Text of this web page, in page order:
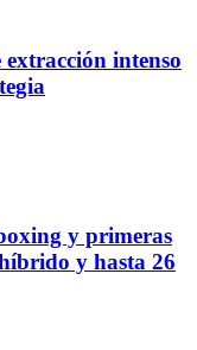
intenso
y primeras
y hasta 26